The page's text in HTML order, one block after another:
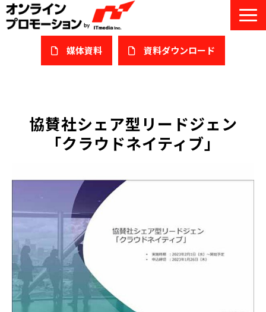
媒体資料 ​資料ダウンロード
私たちについて
サービスガイド/お役立ち資料
オンライン展示会/協賛ウェビナー
導入事例
セミナー情報/ブログ
販売パートナー募集
協賛社シェア型リードジェン
「クラウドネイティブ」